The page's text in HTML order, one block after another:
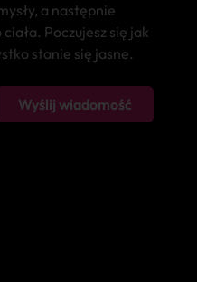
a następnie
Poczujesz się jak
stanie się jasne.
Wyślij wiadomość